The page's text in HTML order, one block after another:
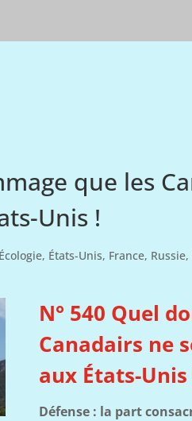
que les
Unis !
Écologie, États-Unis, France, Russie,
N° 540 Quel
Canadairs ne
aux États-Unis
Défense : la part